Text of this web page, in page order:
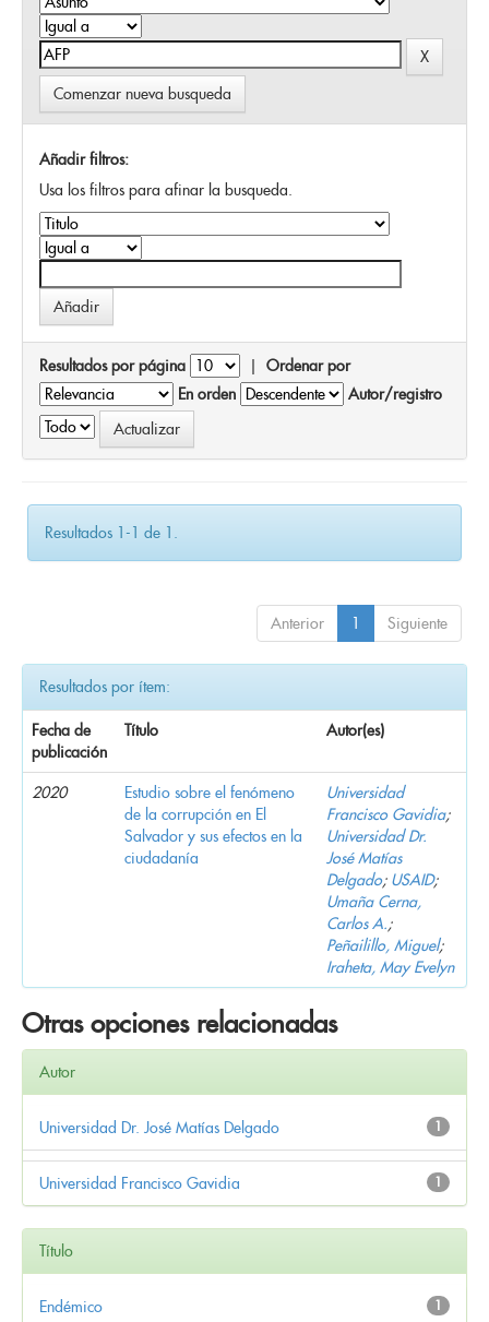
Comenzar nueva busqueda
Añadir filtros:
Usa los filtros para afinar la busqueda.
Resultados por página | Ordenar por
En orden
Autor/registro
Resultados 1-1 de 1.
Anterior 1 Siguiente
Resultados por ítem:
Fecha de
publicación
Título Autor(es)
2020
Estudio sobre el fenómeno
de la corrupción en El
Salvador y sus efectos en la
ciudadanía
Universidad
Francisco Gavidia;
Universidad Dr.
José Matías
Delgado; USAID;
Umaña Cerna,
Carlos A.;
Peñailillo, Miguel;
Iraheta, May Evelyn
Otras opciones relacionadas
Autor
1
Universidad Dr. José Matías Delgado
1
Universidad Francisco Gavidia
Título
1
Endémico